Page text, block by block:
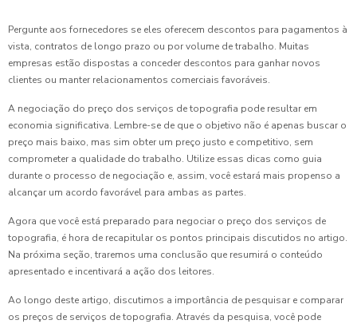
Pergunte aos fornecedores se eles oferecem descontos para pagamentos à
vista, contratos de longo prazo ou por volume de trabalho. Muitas
empresas estão dispostas a conceder descontos para ganhar novos
clientes ou manter relacionamentos comerciais favoráveis.
A negociação do preço dos serviços de topografia pode resultar em
economia significativa. Lembre-se de que o objetivo não é apenas buscar o
preço mais baixo, mas sim obter um preço justo e competitivo, sem
comprometer a qualidade do trabalho. Utilize essas dicas como guia
durante o processo de negociação e, assim, você estará mais propenso a
alcançar um acordo favorável para ambas as partes.
Agora que você está preparado para negociar o preço dos serviços de
topografia, é hora de recapitular os pontos principais discutidos no artigo.
Na próxima seção, traremos uma conclusão que resumirá o conteúdo
apresentado e incentivará a ação dos leitores.
Ao longo deste artigo, discutimos a importância de pesquisar e comparar
os preços de serviços de topografia. Através da pesquisa, você pode